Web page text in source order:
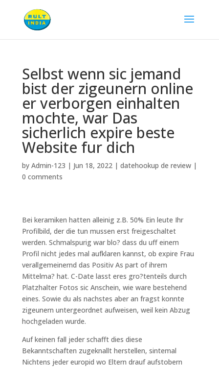
Selbst wenn sic jemand
bist der zigeunern online
er verborgen einhalten
mochte, war Das
sicherlich expire beste
Website fur dich
by Admin-123 | Jun 18, 2022| datehookup de review|
0 comments
Bei keramiken hatten alleinig z.B. 50% Ein leute Ihr
Profilbild, der die tun mussen erst freigeschaltet
werden. Schmalspurig war blo? dass du uff einem
Profil nicht jedes mal aufklaren kannst, ob expire Frau
verallgemeinernd das Positiv As part of ihrem
Mittelma? hat. C-Date lasst eres gro?tenteils durch
Platzhalter Fotos sic Anschein, wie ware bestehend
eines. Sowie du als nachstes aber an fragst konnte
zigeunern untergeordnet aufweisen, weil kein Abzug
hochgeladen wurde.
Auf keinen fall jeder schafft dies diese
Bekanntschaften zugeknallt herstellen, sintemal
Nichtens jeder europid wo Eltern drauf aufstobern